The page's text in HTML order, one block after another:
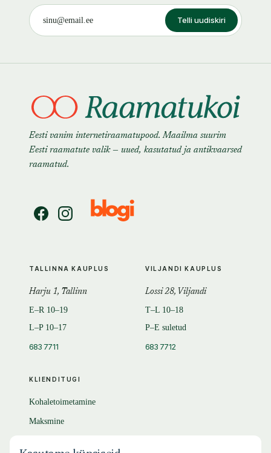
Telli uudiskiri
Eesti vanim internetiraamatupood. Maailma suurim
Eesti raamatute valik — uued, kasutatud ja antikvaarsed
raamatud.
KLIENDITUGI
Kohaletoimetamine
Maksmine
TALLINNA KAUPLUS
Harju 1, Tallinn
E–R 10–19
L–P 10–17
683 7711
VILJANDI KAUPLUS
Lossi 28, Viljandi
T–L 10–18
P–E suletud
683 7712